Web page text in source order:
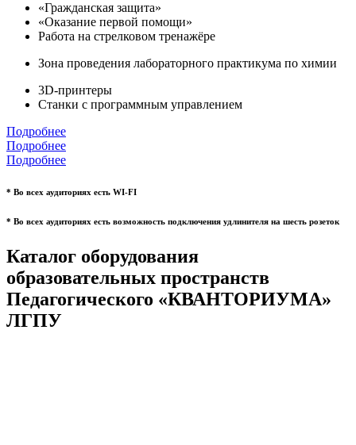
«Гражданская защита»
«Оказание первой помощи»
Работа на стрелковом тренажёре
Зона проведения лабораторного практикума по химии
3D-принтеры
Станки с программным управлением
Подробнее
Подробнее
Подробнее
* Во всех аудиториях есть WI-FI
* Во всех аудиториях есть возможность подключения удлинителя на шесть розеток
Каталог оборудования
образовательных пространств
Педагогического «КВАНТОРИУМА»
ЛГПУ